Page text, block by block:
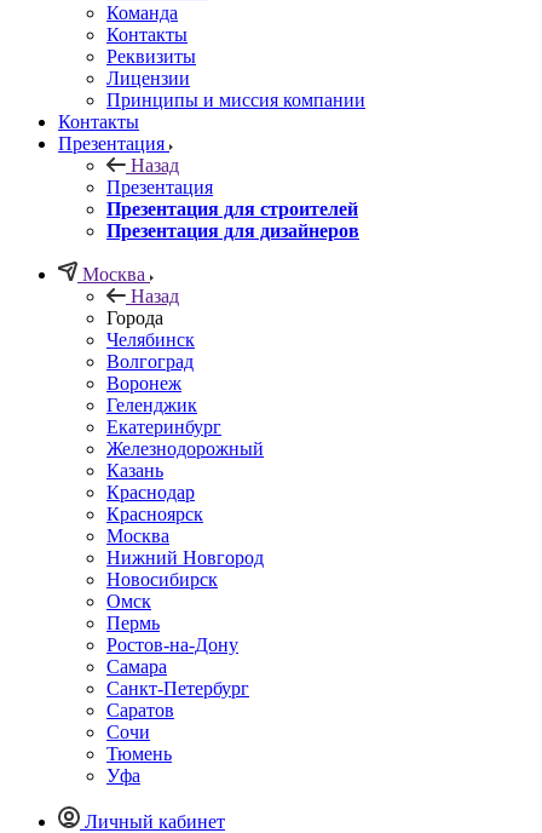
Команда
Контакты
Реквизиты
Лицензии
Принципы и миссия компании
Контакты
Презентация
Назад
Презентация
Презентация для строителей
Презентация для дизайнеров
Москва
Назад
Города
Челябинск
Волгоград
Воронеж
Геленджик
Екатеринбург
Железнодорожный
Казань
Краснодар
Красноярск
Москва
Нижний Новгород
Новосибирск
Омск
Пермь
Ростов-на-Дону
Самара
Санкт-Петербург
Саратов
Сочи
Тюмень
Уфа
Личный кабинет